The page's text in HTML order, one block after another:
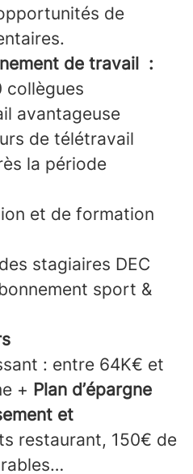
de
de travail :
collègues
avantageuse
de télétravail
la période
et de formation
stagiaires DEC
sport &
: entre 64K€ et
+ Plan d’épargne
et
restaurant, 150€ de